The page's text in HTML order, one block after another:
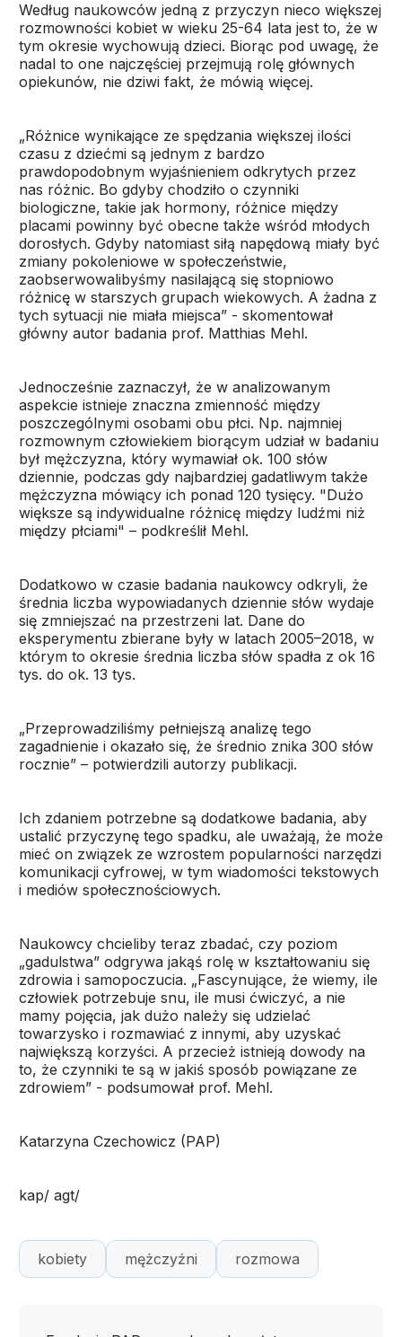
Według naukowców jedną z przyczyn nieco większej
rozmowności kobiet w wieku 25-64 lata jest to, że w
tym okresie wychowują dzieci. Biorąc pod uwagę, że
nadal to one najczęściej przejmują rolę głównych
opiekunów, nie dziwi fakt, że mówią więcej.
„Różnice wynikające ze spędzania większej ilości
czasu z dziećmi są jednym z bardzo
prawdopodobnym wyjaśnieniem odkrytych przez
nas różnic. Bo gdyby chodziło o czynniki
biologiczne, takie jak hormony, różnice między
placami powinny być obecne także wśród młodych
dorosłych. Gdyby natomiast siłą napędową miały być
zmiany pokoleniowe w społeczeństwie,
zaobserwowalibyśmy nasilającą się stopniowo
różnicę w starszych grupach wiekowych. A żadna z
tych sytuacji nie miała miejsca” - skomentował
główny autor badania prof. Matthias Mehl.
Jednocześnie zaznaczył, że w analizowanym
aspekcie istnieje znaczna zmienność między
poszczególnymi osobami obu płci. Np. najmniej
rozmownym człowiekiem biorącym udział w badaniu
był mężczyzna, który wymawiał ok. 100 słów
dziennie, podczas gdy najbardziej gadatliwym także
mężczyzna mówiący ich ponad 120 tysięcy. "Dużo
większe są indywidualne różnicę między ludźmi niż
między płciami" – podkreślił Mehl.
Dodatkowo w czasie badania naukowcy odkryli, że
średnia liczba wypowiadanych dziennie słów wydaje
się zmniejszać na przestrzeni lat. Dane do
eksperymentu zbierane były w latach 2005–2018, w
którym to okresie średnia liczba słów spadła z ok 16
tys. do ok. 13 tys.
„Przeprowadziliśmy pełniejszą analizę tego
zagadnienie i okazało się, że średnio znika 300 słów
rocznie” – potwierdzili autorzy publikacji.
Ich zdaniem potrzebne są dodatkowe badania, aby
ustalić przyczynę tego spadku, ale uważają, że może
mieć on związek ze wzrostem popularności narzędzi
komunikacji cyfrowej, w tym wiadomości tekstowych
i mediów społecznościowych.
Naukowcy chcieliby teraz zbadać, czy poziom
„gadulstwa” odgrywa jakąś rolę w kształtowaniu się
zdrowia i samopoczucia. „Fascynujące, że wiemy, ile
człowiek potrzebuje snu, ile musi ćwiczyć, a nie
mamy pojęcia, jak dużo należy się udzielać
towarzysko i rozmawiać z innymi, aby uzyskać
największą korzyści. A przecież istnieją dowody na
to, że czynniki te są w jakiś sposób powiązane ze
zdrowiem” - podsumował prof. Mehl.
Katarzyna Czechowicz (PAP)
kap/ agt/
kobiety mężczyźni rozmowa